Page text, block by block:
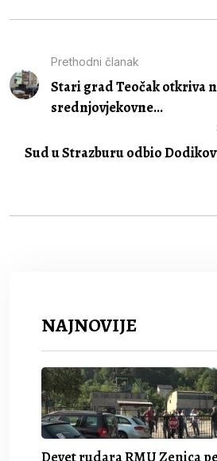
Prethodni članak
Stari grad Teočak otkriva
srednjovjekovne...
Sud u Strazburu odbio
NAJNOVIJE
Devet rudara RMU Zenica